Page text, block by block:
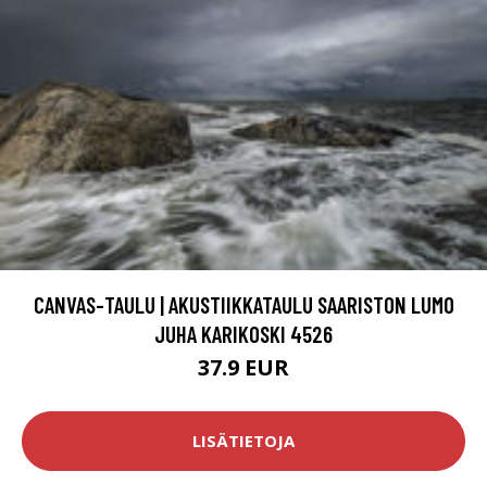
CANVAS-TAULU | AKUSTIIKKATAULU SAARISTON LUMO
JUHA KARIKOSKI 4526
37.9 EUR
LISÄTIETOJA